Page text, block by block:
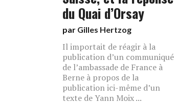
du Quai d’Orsay
par Gilles Hertzog
Il importait de réagir à la
publication d’un communiqué
de l’ambassade de France à
Berne à propos de la
publication ici-même d’un
texte de Yann Moix ...